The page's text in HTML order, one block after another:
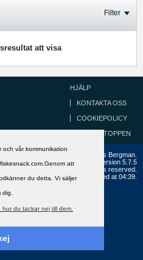
vår kommunikation
att
du detta. Vi säljer
du tackar nej till dem.
Filter
att visa
HJÄLP
KONTAKTA OSS
COOKIEPOLICY
GÅ TILL TOPPEN
Grundad 2002 av Anders Bergman.
Powered byvBulletin®
Version 5.7.5
Sub I, LLC dba vBulletin. All rights reserved.
GMT+1. This page was generated at 04:39.